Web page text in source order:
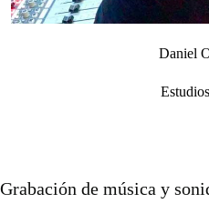
Daniel
Grabación de música y